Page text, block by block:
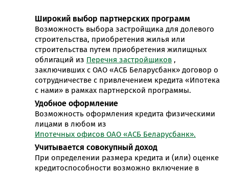
Широкий выбор партнерских программ
Возможность выбора застройщика для долевого
строительства, приобретения жилья или
строительства путем приобретения жилищных
облигаций из Перечня застройщиков ,
заключивших с ОАО «АСБ Беларусбанк» договор о
сотрудничестве с привлечением кредита «Ипотека
с нами» в рамках партнерской программы.
Удобное оформление
Возможность оформления кредита физическими
лицами в любом из
Ипотечных офисов ОАО «АСБ Беларусбанк».
Учитывается совокупный доход
При определении размера кредита и (или) оценке
кредитоспособности возможно включение в